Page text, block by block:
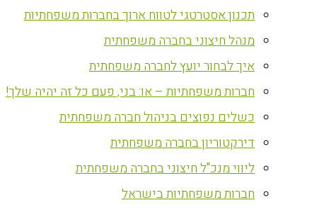
תכנון אסטרטגי לטווח ארוך בחברות משפחתיות
מנהל חיצוני בחברה משפחתית
איך לבחור יועץ לחברה משפחתית
חברות משפחתיות – או: בני, פעם כל זה יהיה שלך!
כשלים נפוצים בניהול חברה משפחתית
דירקטוריון בחברה משפחתית
ליווי מנכ"ל חיצוני בחברה משפחתית
חברות משפחתיות בישראל